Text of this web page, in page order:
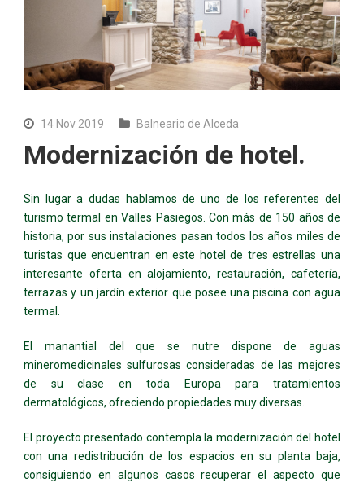
14 Nov 2019 Balneario de Alceda
Modernización de hotel.
Sin lugar a dudas hablamos de uno de los referentes del
turismo termal en Valles Pasiegos. Con más de 150 años de
historia, por sus instalaciones pasan todos los años miles de
turistas que encuentran en este hotel de tres estrellas una
interesante oferta en alojamiento, restauración, cafetería,
terrazas y un jardín exterior que posee una piscina con agua
termal.
El manantial del que se nutre dispone de aguas
mineromedicinales sulfurosas consideradas de las mejores
de su clase en toda Europa para tratamientos
dermatológicos, ofreciendo propiedades muy diversas.
El proyecto presentado contempla la modernización del hotel
con una redistribución de los espacios en su planta baja,
consiguiendo en algunos casos recuperar el aspecto que